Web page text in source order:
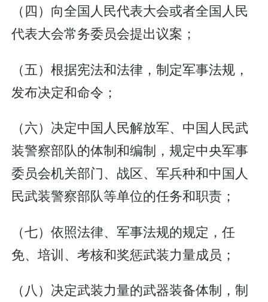
（四）向全国人民代表大会或者全国人民
代表大会常务委员会提出议案；
（五）根据宪法和法律，制定军事法规，
发布决定和命令；
（六）决定中国人民解放军、中国人民武
装警察部队的体制和编制，规定中央军事
委员会机关部门、战区、军兵种和中国人
民武装警察部队等单位的任务和职责；
（七）依照法律、军事法规的规定，任
免、培训、考核和奖惩武装力量成员；
（八）决定武装力量的武器装备体制，制